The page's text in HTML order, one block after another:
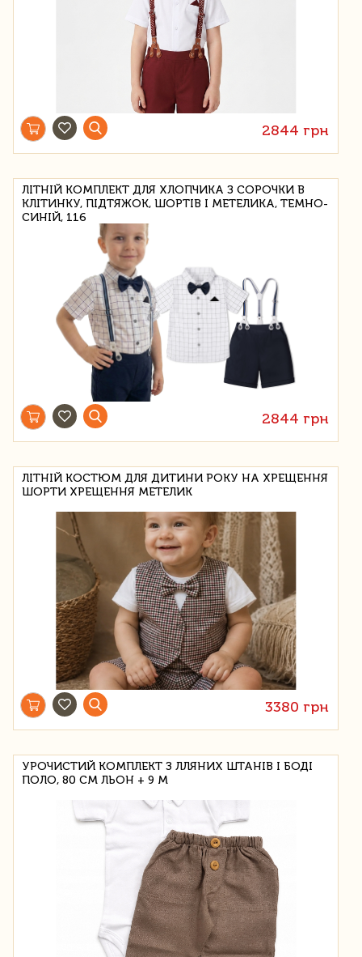
2844 грн
ЛІТНІЙ КОМПЛЕКТ ДЛЯ ХЛОПЧИКА З СОРОЧКИ В
КЛІТИНКУ, ПІДТЯЖОК, ШОРТІВ І МЕТЕЛИКА, ТЕМНО-
СИНІЙ, 116
2844 грн
ЛІТНІЙ КОСТЮМ ДЛЯ ДИТИНИ РОКУ НА ХРЕЩЕННЯ
ШОРТИ ХРЕЩЕННЯ МЕТЕЛИК
3380 грн
УРОЧИСТИЙ КОМПЛЕКТ З ЛЛЯНИХ ШТАНІВ І БОДІ
ПОЛО, 80 СМ ЛЬОН + 9 М